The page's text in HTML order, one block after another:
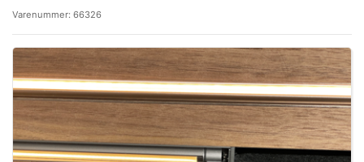
Varenummer: 66326